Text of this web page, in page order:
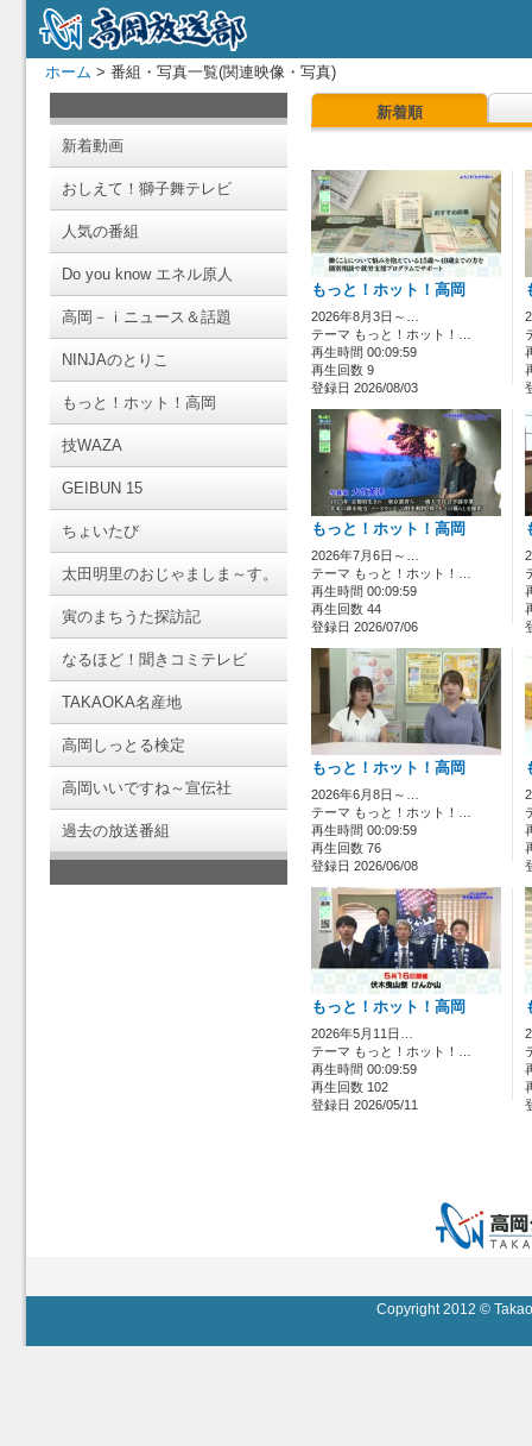
ホーム > 番組・写真一覧(関連映像・写真)
新着動画
おしえて！獅子舞テレビ
人気の番組
Do you know エネル原人
高岡－ｉニュース＆話題
NINJAのとりこ
もっと！ホット！高岡
技WAZA
GEIBUN 15
ちょいたび
太田明里のおじゃましま～す。
寅のまちうた探訪記
なるほど！聞きコミテレビ
TAKAOKA名産地
高岡しっとる検定
高岡いいですね～宣伝社
過去の放送番組
新着順
もっと！ホット！高岡
2026年8月3日～…
テーマ もっと！ホット！…
再生時間 00:09:59
再生回数 9
登録日 2026/08/03
もっと！ホット！高岡
2026年7月6日～…
テーマ もっと！ホット！…
再生時間 00:09:59
再生回数 44
登録日 2026/07/06
もっと！ホット！高岡
2026年6月8日～…
テーマ もっと！ホット！…
再生時間 00:09:59
再生回数 76
登録日 2026/06/08
もっと！ホット！高岡
2026年5月11日…
テーマ もっと！ホット！…
再生時間 00:09:59
再生回数 102
登録日 2026/05/11
Copyright 2012 ©